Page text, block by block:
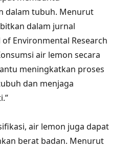
dalam tubuh. Menurut
dalam jurnal
Environmental Research
air lemon secara
meningkatkan proses
dan menjaga
air lemon juga dapat
berat badan. Menurut